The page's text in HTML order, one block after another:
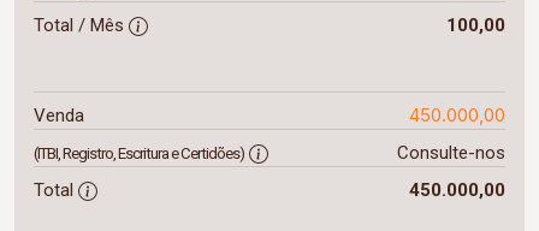
Total / Mês
100,00
Venda 450.000,00
(ITBI, Registro, Escritura e Certidões)
Consulte-nos
Total
450.000,00